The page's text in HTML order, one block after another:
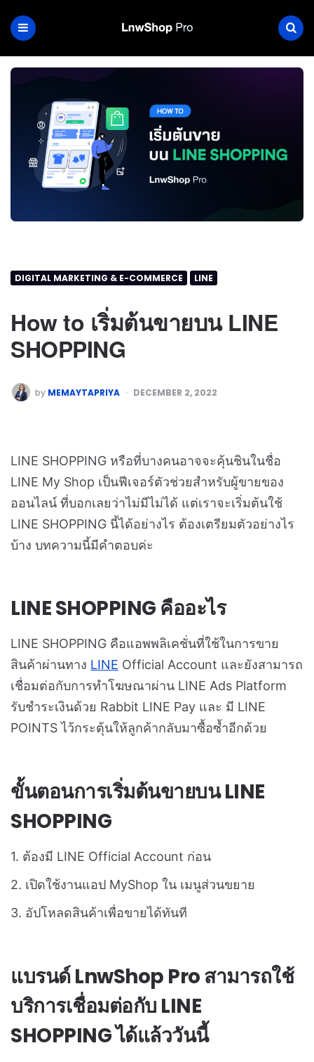
DIGITAL MARKETING & E-COMMERCE LINE
How to เริ่มต้นขายบน LINE
SHOPPING
by MEMAYTAPRIYA DECEMBER 2, 2022
LINE SHOPPING หรือที่บางคนอาจจะคุ้นชินในชื่อ
LINE My Shop เป็นฟีเจอร์ตัวช่วยสำหรับผู้ขายของ
ออนไลน์ ที่บอกเลยว่าไม่มีไม่ได้ แต่เราจะเริ่มต้นใช้
LINE SHOPPING นี้ได้อย่างไร ต้องเตรียมตัวอย่างไร
บ้าง บทความนี้มีคำตอบค่ะ
LINE SHOPPING คืออะไร
LINE SHOPPING คือแอพพลิเคชั่นที่ใช้ในการขาย
สินค้าผ่านทาง LINE Official Account และยังสามารถ
เชื่อมต่อกับการทำโฆษณาผ่าน LINE Ads Platform
รับชำระเงินด้วย Rabbit LINE Pay และ มี LINE
POINTS ไว้กระตุ้นให้ลูกค้ากลับมาซื้อซ้ำอีกด้วย
ขั้นตอนการเริ่มต้นขายบน LINE
SHOPPING
1. ต้องมี LINE Official Account ก่อน
2. เปิดใช้งานแอป MyShop ใน เมนูส่วนขยาย
3. อัปโหลดสินค้าเพื่อขายได้ทันที
แบรนด์ LnwShop Pro สามารถใช้
บริการเชื่อมต่อกับ LINE
SHOPPING ได้แล้ววันนี้